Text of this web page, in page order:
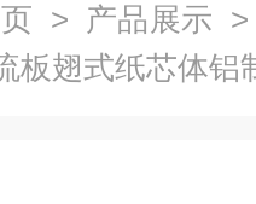
> 产品展示
板翅式纸芯体铝